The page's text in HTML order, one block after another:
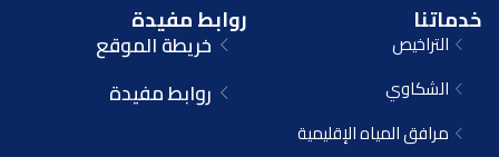
خدماتنا
التراخيص
الشكاوي
مرافق المياه الإقليمية
روابط مفيدة
خريطة الموقع
روابط مفيدة